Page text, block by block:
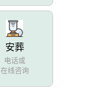
安葬
电话或
在线咨询